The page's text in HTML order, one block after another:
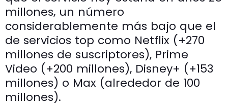
millones, un número
considerablemente más bajo que el
de servicios top como Netflix (+270
millones de suscriptores), Prime
Video (+200 millones), Disney+ (+153
millones) o Max (alrededor de 100
millones).